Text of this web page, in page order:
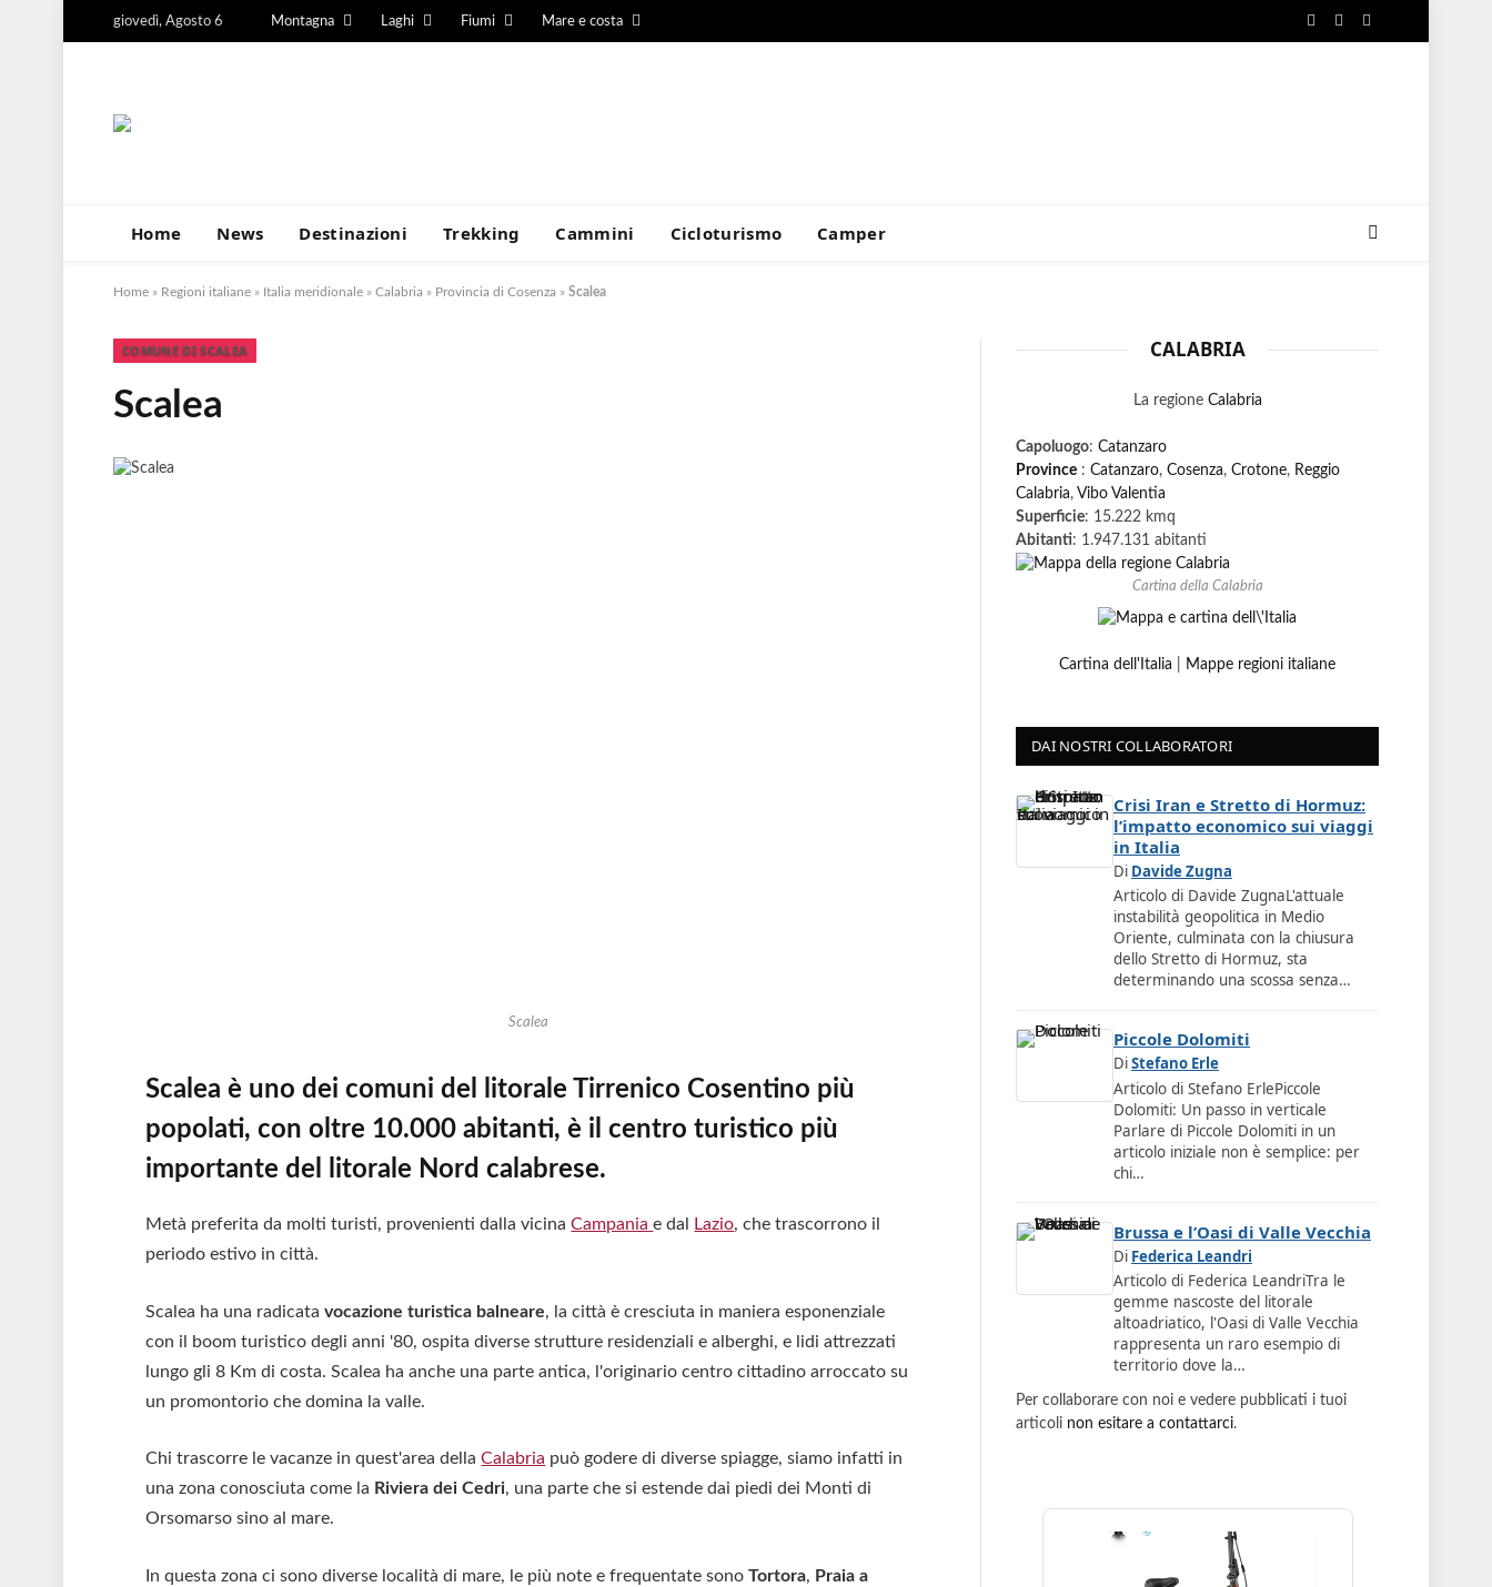
giovedì, Agosto 6 Montagna Laghi Fiumi Mare e costa
Facebook
X
Instagram
Home News Destinazioni Trekking Cammini Cicloturismo Camper
Home » Regioni italiane » Italia meridionale » Calabria » Provincia di Cosenza » Scalea
COMUNE DI SCALEA
Scalea
Scalea
Scalea è uno dei comuni del litorale Tirrenico Cosentino più
popolati, con oltre 10.000 abitanti, è il centro turistico più
importante del litorale Nord calabrese.
Metà preferita da molti turisti, provenienti dalla vicinaCampaniae dal Lazio, che trascorrono il
periodo estivo in città.
Scalea ha una radicatavocazione turistica balneare, la città è cresciuta in maniera esponenziale
con il boom turistico degli anni '80, ospita diverse strutture residenziali e alberghi, e lidi attrezzati
lungo gli 8 Km di costa. Scalea ha anche una parte antica, l'originario centro cittadino arroccato su
un promontorio che domina la valle.
Chi trascorre le vacanze in quest'area dellaCalabria può godere di diverse spiagge, siamo infatti in
una zona conosciuta come la Riviera dei Cedri, una parte che si estende dai piedi dei Monti di
Orsomarso sino al mare.
In questa zona ci sono diverse località di mare, le più note e frequentate sonoTortora, Praia a
CALABRIA
La regione Calabria
Capoluogo: Catanzaro
Province : Catanzaro, Cosenza, Crotone, Reggio
Calabria, Vibo Valentia
Superficie: 15.222 kmq
Abitanti: 1.947.131 abitanti
Cartina della Calabria
Cartina dell'Italia Mappe regioni italiane
DAI NOSTRI COLLABORATORI
Crisi Iran e Stretto di Hormuz:
l’impatto economico sui viaggi
in Italia
Di Davide Zugna
Articolo di Davide ZugnaL'attuale
instabilità geopolitica in Medio
Oriente, culminata con la chiusura
dello Stretto di Hormuz, sta
determinando una scossa senza…
Piccole Dolomiti
DiStefano Erle
Articolo di Stefano ErlePiccole
Dolomiti: Un passo in verticale
Parlare di Piccole Dolomiti in un
articolo iniziale non è semplice: per
chi…
Brussa e l’Oasi di Valle Vecchia
Di Federica Leandri
Articolo di Federica LeandriTra le
gemme nascoste del litorale
altoadriatico, l'Oasi di Valle Vecchia
rappresenta un raro esempio di
territorio dove la…
Per collaborare con noi e vedere pubblicati i tuoi
articoli non esitare a contattarci.